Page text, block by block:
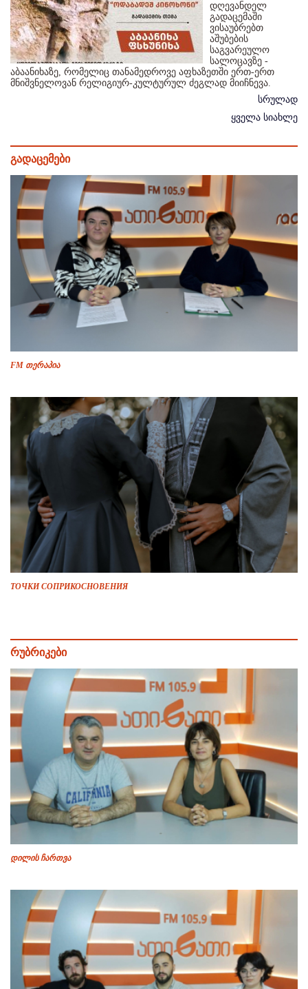
დღევანდელ
გადაცემაში
ვისაუბრებთ
აშუბების
საგვარეულო
სალოცავზე -
აბაანიხაზე, რომელიც თანამედროვე აფხაზეთში ერთ-ერთ
მნიშვნელოვან რელიგიურ-კულტურულ ძეგლად მიიჩნევა.
სრულად
ყველა სიახლე
გადაცემები
FM თერაპია
ТОЧКИ СОПРИКОСНОВЕНИЯ
რუბრიკები
დილის ჩართვა